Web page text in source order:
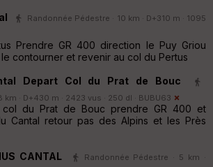
Randonnée Pédestre · 10 km · D+310 m · 1095
Prendre GR 400 direction le Puy Griou
contourner et revenir au col du Pertus
Depart Col du Prat de Bouc
· D+430 m · 2423 vus · 250 dl · BUBU63
col du Prat de Bouc prendre GR 400 et
Cantal retour pas des Alpins et les Près
CANTAL
Randonnée Pédestre · 5 km ·